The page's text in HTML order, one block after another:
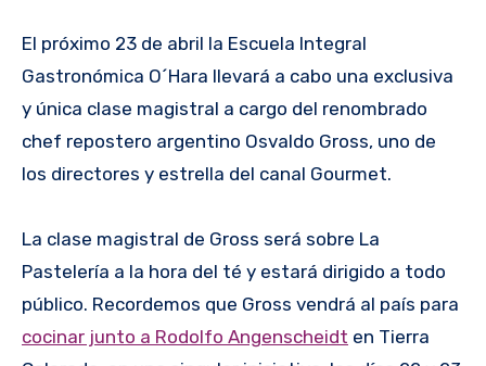
El próximo 23 de abril la Escuela Integral
Gastronómica O´Hara llevará a cabo una exclusiva
y única clase magistral a cargo del renombrado
chef repostero argentino Osvaldo Gross, uno de
los directores y estrella del canal Gourmet.
La clase magistral de Gross será sobre La
Pastelería a la hora del té y estará dirigido a todo
público. Recordemos que Gross vendrá al país para
cocinar junto a Rodolfo Angenscheidt en Tierra